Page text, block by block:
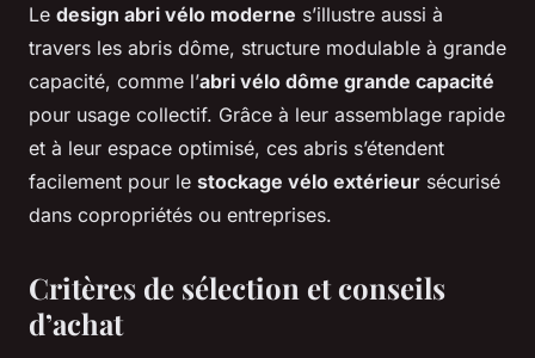
Le design abri vélo moderne s’illustre aussi à
travers les abris dôme, structure modulable à grande
capacité, comme l’abri vélo dôme grande capacité
pour usage collectif. Grâce à leur assemblage rapide
et à leur espace optimisé, ces abris s’étendent
facilement pour le stockage vélo extérieur sécurisé
dans copropriétés ou entreprises.
Critères de sélection et conseils
d’achat